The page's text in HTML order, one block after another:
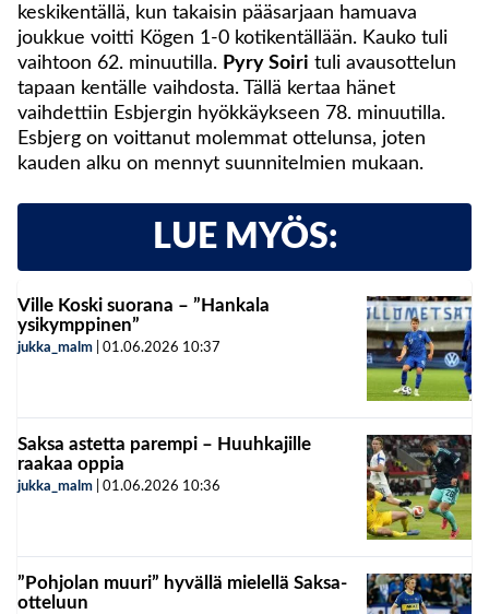
keskikentällä, kun takaisin pääsarjaan hamuava
joukkue voitti Kögen 1-0 kotikentällään. Kauko tuli
vaihtoon 62. minuutilla. Pyry Soiri tuli avausottelun
tapaan kentälle vaihdosta. Tällä kertaa hänet
vaihdettiin Esbjergin hyökkäykseen 78. minuutilla.
Esbjerg on voittanut molemmat ottelunsa, joten
kauden alku on mennyt suunnitelmien mukaan.
LUE MYÖS:
Ville Koski suorana – ”Hankala
ysikymppinen”
jukka_malm 01.06.2026 10:37
Saksa astetta parempi – Huuhkajille
raakaa oppia
jukka_malm 01.06.2026 10:36
”Pohjolan muuri” hyvällä mielellä Saksa-
otteluun